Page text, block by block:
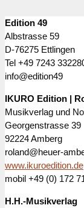
Edition 49
Albstrasse 59
D-76275 Ettlingen
Tel +49 7243
info@edition49
IKURO Edition |
Musikverlag und
Georgenstrasse 39
92224 Amberg
roland@heuer-
www.ikuroedition.de
mobil +49 (0) 172
H.H.-Musikverlag